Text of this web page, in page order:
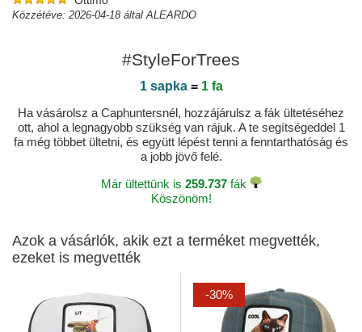
Közzétéve: 2026-04-18 által ALEARDO
#StyleForTrees
1 sapka= 1 fa
Ha vásárolsz a Caphuntersnél, hozzájárulsz a fák ültetéséhez
ott, ahol a legnagyobb szükség van rájuk. A te segítségeddel 1
fa még többet ültetni, és együtt lépést tenni a fenntarthatóság és
a jobb jövő felé.
Már ültettünk is 259.737fák
Köszönöm!
Azok a vásárlók, akik ezt a terméket megvették,
ezeket is megvették
-30%